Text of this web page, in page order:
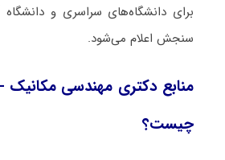
برای دانشگاه‌های سراسری و دانشگاه
سنجش اعلام می‌شود.
منابع دکتری مهندسی مکانیک
چیست؟